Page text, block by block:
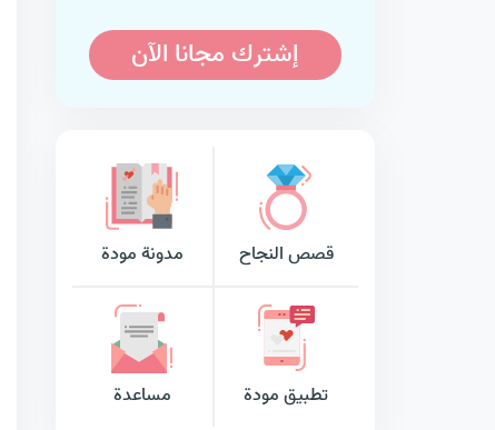
إشترك مجانا الآن
قصص النجاح مدونة مودة
تطبيق مودة مساعدة